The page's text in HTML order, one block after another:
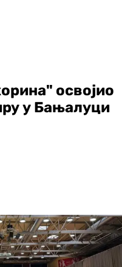
освојио
у Бањалуци